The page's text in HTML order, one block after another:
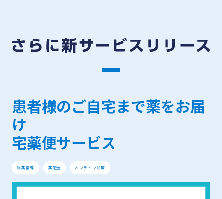
患者様のご自宅まで薬をお届
け
宅薬便サービス
服薬指導 薬配送 オンライン診療